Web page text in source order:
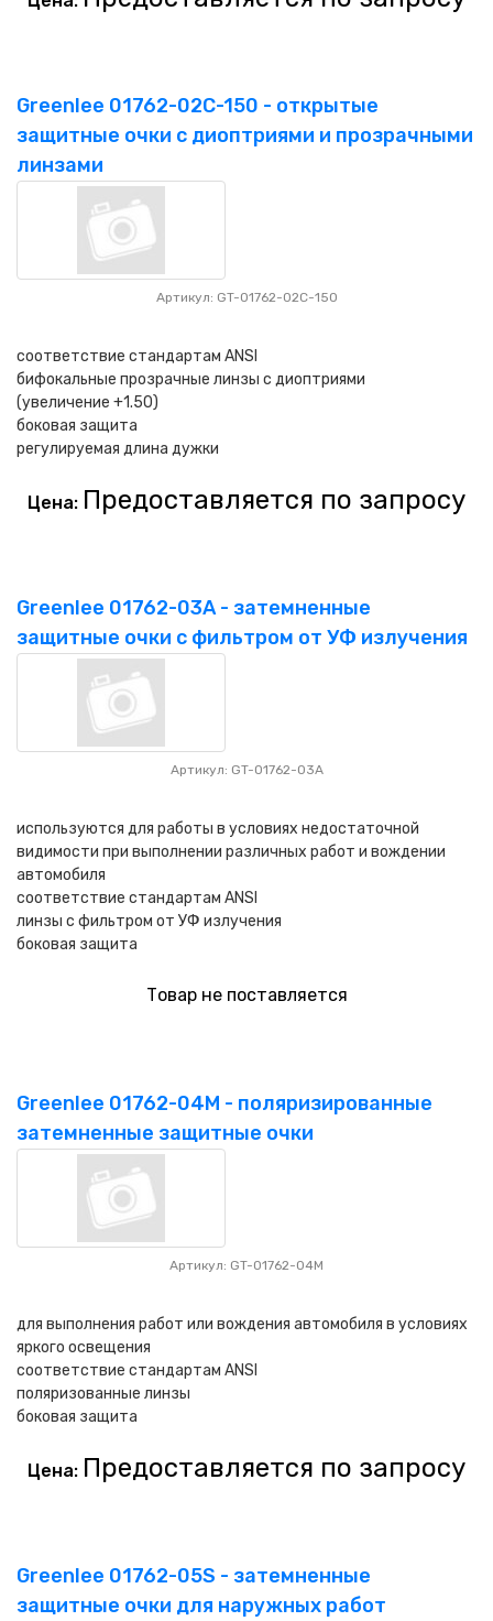
Greenlee 01762-02C-150 - открытые
защитные очки с диоптриями и прозрачными
линзами
Артикул: GT-01762-02C-150
соответствие стандартам ANSI
бифокальные прозрачные линзы с диоптриями
(увеличение +1.50)
боковая защита
регулируемая длина дужки
Цена: Предоставляется по запросу
Greenlee 01762-03A - затемненные
защитные очки с фильтром от УФ излучения
Артикул: GT-01762-03A
используются для работы в условиях недостаточной
видимости при выполнении различных работ и вождении
автомобиля
соответствие стандартам ANSI
линзы с фильтром от УФ излучения
боковая защита
Товар не поставляется
Greenlee 01762-04M - поляризированные
затемненные защитные очки
Артикул: GT-01762-04M
для выполнения работ или вождения автомобиля в условиях
яркого освещения
соответствие стандартам ANSI
поляризованные линзы
боковая защита
Цена: Предоставляется по запросу
Greenlee 01762-05S - затемненные
защитные очки для наружных работ